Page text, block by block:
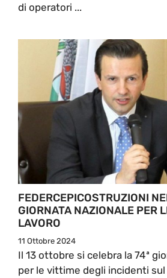
di operatori ...
FEDERCEPICOSTRUZIONI
GIORNATA NAZIONALE PER
LAVORO
11 Ottobre 2024
Il 13 ottobre si celebra la 74ª
per le vittime degli incidenti